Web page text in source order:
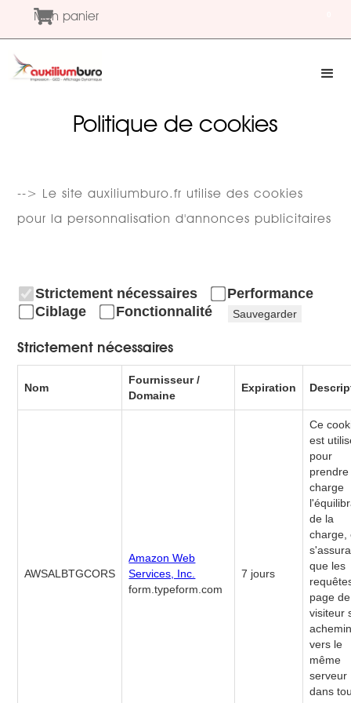
Mon panier
Politique de cookies
--> Le site auxiliumburo.fr utilise des cookies
pour la personnalisation d'annonces publicitaires
Strictement nécessaires
Performance
Ciblage
Fonctionnalité Sauvegarder
Strictement nécessaires
Nom
Fournisseur /
Domaine
Expiration
AWSALBTGCORS
Amazon Web
Services, Inc.
form.typeform.com
7 jours
Ce
est
pour
charge
de la
charge,
que les
page de
visiteur
vers le
même
serveur
dans